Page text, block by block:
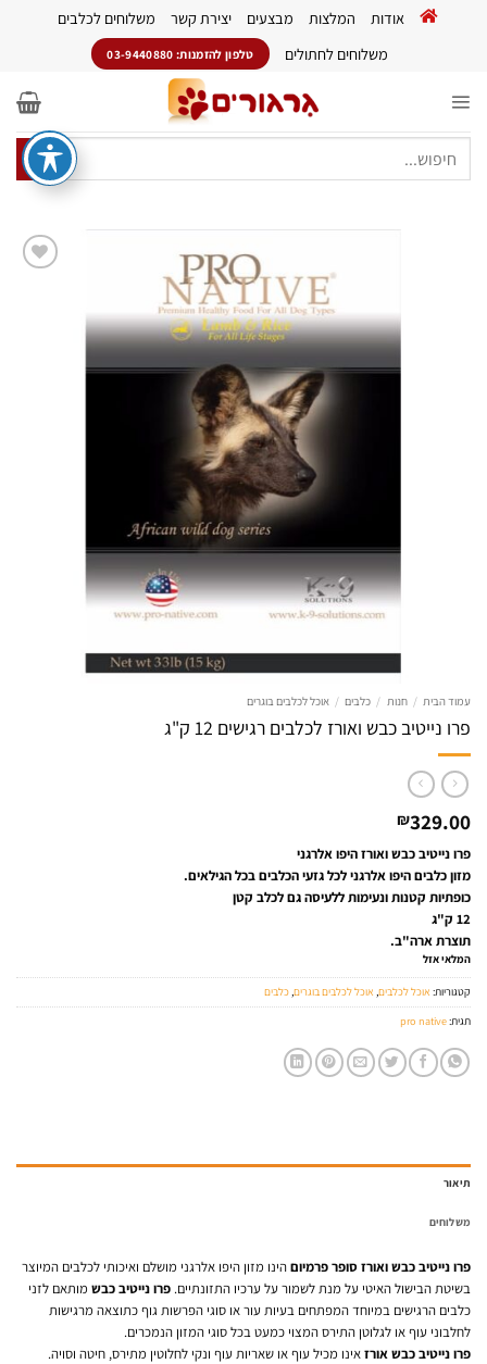
אודות המלצות מבצעים יצירת קשר
משלוחים לכלבים
משלוחים לחתולים
טלפון להזמנות: 03-9440880
עמוד הבית / חנות / כלבים / אוכל לכלבים בוגרים
פרו נייטיב כבש ואורז לכלבים רגישים 12 ק"ג
₪329.00
פרו נייטיב כבש ואורז היפו אלרגני
מזון כלבים היפו אלרגני לכל גזעי הכלבים בכל הגילאים.
כופתיות קטנות ונעימות ללעיסה גם לכלב קטן
12 ק"ג
תוצרת ארה"ב.
המלאי אזל
קטגוריות: אוכל לכלבים, אוכל לכלבים בוגרים,כלבים
תגית:pro native
תיאור
משלוחים
פרו נייטיב כבש ואורז סופר פרמיוםהינו מזון היפו אלרגני מושלם ואיכותי לכלבים המיוצר
בשיטת הבישול האיטי על מנת לשמור על ערכיו התזונתיים. פרו נייטיב כבש מותאם לזני
כלבים הרגישים במיוחד המפתחים בעיות עור או סוגי הפרשות גוף כתוצאה מרגישות
לחלבוני עוף או לגלוטן התירס המצוי כמעט בכל סוגי המזון הנמכרים.
פרו נייטיב כבש אורזאינו מכיל עוף או שאריות עוף ונקי לחלוטין מתירס, חיטה וסויה.